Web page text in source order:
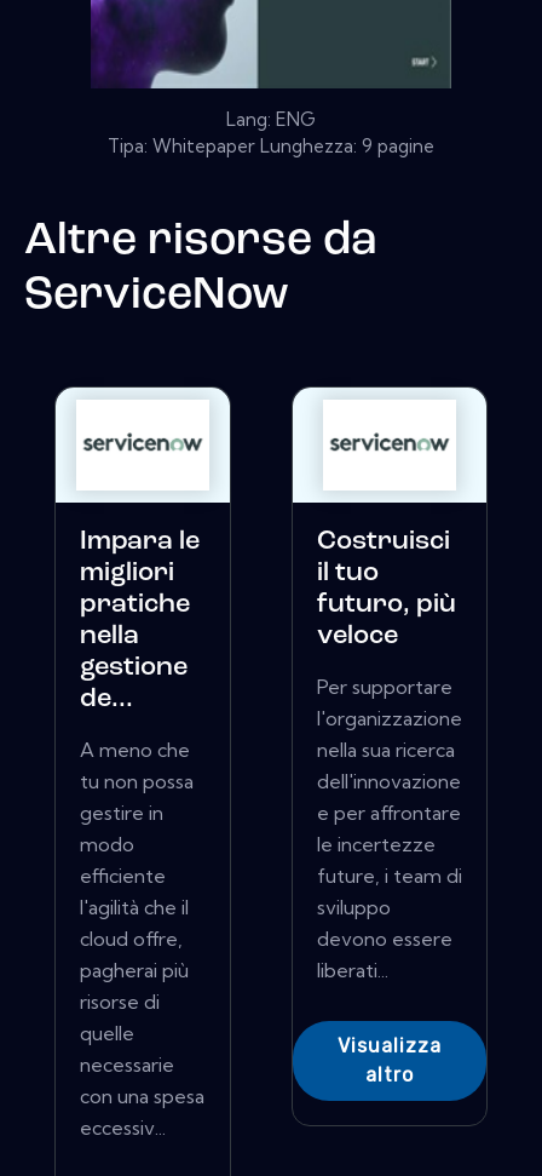
Lang: ENG
Tipa: Whitepaper Lunghezza: 9 pagine
Altre risorse da
ServiceNow
Impara le
migliori
pratiche
nella
gestione
de...
A meno che
tu non possa
gestire in
modo
efficiente
l'agilità che il
cloud offre,
pagherai più
risorse di
quelle
necessarie
con una spesa
eccessiv...
Costruisci
il tuo
futuro, più
veloce
Per supportare
l'organizzazione
nella sua ricerca
dell'innovazione
e per affrontare
le incertezze
future, i team di
sviluppo
devono essere
liberati...
Visualizza
altro